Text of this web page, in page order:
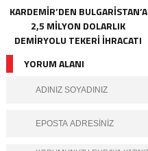
KARDEMİR’DEN BULGARİSTAN’A
2,5 MİLYON DOLARLIK
DEMİRYOLU TEKERİ İHRACATI
YORUM ALANI